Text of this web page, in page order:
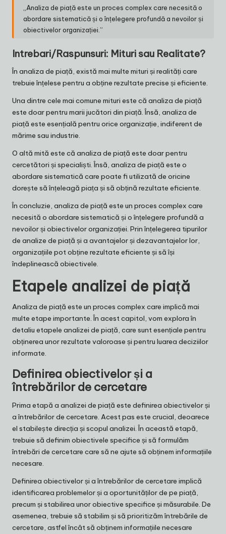
„Analiza de piață este un proces complex care necesită o
abordare sistematică și o înțelegere profundă a nevoilor și
obiectivelor organizației.”
Intrebari/Raspunsuri: Mituri sau Realitate?
În analiza de piață, există mai multe mituri și realități care
trebuie înțelese pentru a obține rezultate precise și eficiente.
Una dintre cele mai comune mituri este că analiza de piață
este doar pentru marii jucători din piață. Însă, analiza de
piață este esențială pentru orice organizație, indiferent de
mărime sau industrie.
O altă mită este că analiza de piață este doar pentru
cercetători și specialiști. Însă, analiza de piață este o
abordare sistematică care poate fi utilizată de oricine
dorește să înțeleagă piața și să obțină rezultate eficiente.
În concluzie, analiza de piață este un proces complex care
necesită o abordare sistematică și o înțelegere profundă a
nevoilor și obiectivelor organizației. Prin înțelegerea tipurilor
de analize de piață și a avantajelor și dezavantajelor lor,
organizațiile pot obține rezultate eficiente și să își
îndeplinească obiectivele.
Etapele analizei de piață
Analiza de piață este un proces complex care implică mai
multe etape importante. În acest capitol, vom explora în
detaliu etapele analizei de piață, care sunt esențiale pentru
obținerea unor rezultate valoroase și pentru luarea deciziilor
informate.
Definirea obiectivelor și a
întrebărilor de cercetare
Prima etapă a analizei de piață este definirea obiectivelor și
a întrebărilor de cercetare. Acest pas este crucial, deoarece
el stabilește direcția și scopul analizei. În această etapă,
trebuie să definim obiectivele specifice și să formulăm
întrebări de cercetare care să ne ajute să obținem informațiile
necesare.
Definirea obiectivelor și a întrebărilor de cercetare implică
identificarea problemelor și a oportunităților de pe piață,
precum și stabilirea unor obiective specifice și măsurabile. De
asemenea, trebuie să stabilim și să prioritizăm întrebările de
cercetare, astfel încât să obținem informațiile necesare